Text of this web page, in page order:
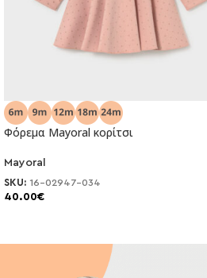
NEO
Φόρεμα Mayoral κορίτσι
Mayoral
SKU: 16-02947-034
40.00€